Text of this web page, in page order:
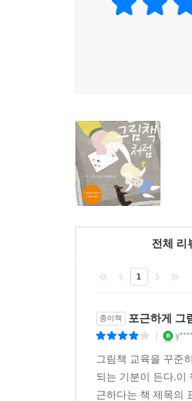
들어도 들어도 또 듣고
으로 함께 놀이하듯 읽어
다음에 소개되는 그림책
먼저 소개할 책은 『사랑
-중략-
이 시기에 아이가 믿고
뽈~ 뽈~ 뽈~ 제법 빠른
진득하게 낮잠이란 걸
안 잔 아기는 좀 일찍 잘
아기가 돌아다닌 마루
리하고 나면 온몸이 파
눈꺼풀이 천근만근 잠
작되니까요. 자정 12시
육아의 핵심은 바로 훌
“매일 쏟아지는 그림책
필요는 없습니다. 아이
베스트셀러는 베스트
육아, 복잡하거나 어려
그림책 육아는 흔들리지
충분히 보상을 받습니다
따로 무엇 할 필요 없이
제님 씨가 그려내는 장
“그림책 육아에서 가장
내용 등등은 어쩌면 그
그림책 육아의 세례를
제님 씨는 책을 통해
전체 리
1
종이책 포근하게 그
그림책 교육을 꾸준
되는 기분이 든다.이
근하다는 책 제목의